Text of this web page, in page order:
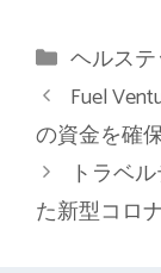
カ
テ
ゴ
リ
ー
ヘルステ
Fuel
の資金を確
トラベ
た新型コロ